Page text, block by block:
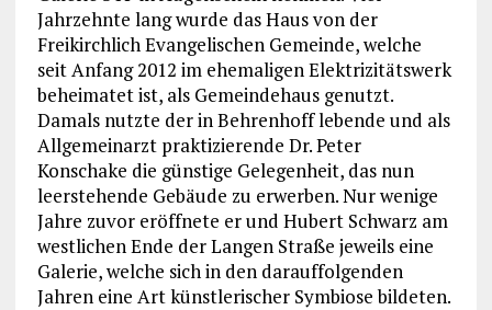
Jahrzehnte lang wurde das Haus von der
Freikirchlich Evangelischen Gemeinde, welche
seit Anfang 2012 im ehemaligen Elektrizitätswerk
beheimatet ist, als Gemeindehaus genutzt.
Damals nutzte der in Behrenhoff lebende und als
Allgemeinarzt praktizierende Dr. Peter
Konschake die günstige Gelegenheit, das nun
leerstehende Gebäude zu erwerben. Nur wenige
Jahre zuvor eröffnete er und Hubert Schwarz am
westlichen Ende der Langen Straße jeweils eine
Galerie, welche sich in den darauffolgenden
Jahren eine Art künstlerischer Symbiose bildeten.